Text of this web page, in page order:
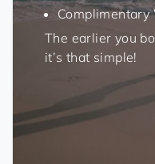
The earlier you
it’s that simple!
Make every
inclusions